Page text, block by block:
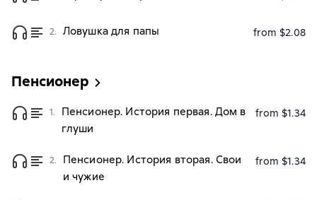
2. Ловушка для папы from $2.08
Пенсионер
1.
Пенсионер. История первая. Дом в
глуши
from $1.34
2.
Пенсионер. История вторая. Свои
и чужие
from $1.34